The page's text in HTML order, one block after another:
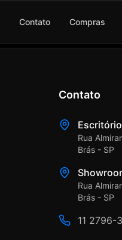
Contato Compras
Contato
Escritório
Rua
Brás - SP
Rua
Brás - SP
11 2796-